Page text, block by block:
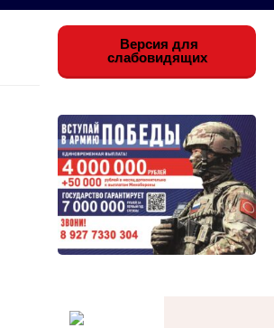
Версия для
слабовидящих